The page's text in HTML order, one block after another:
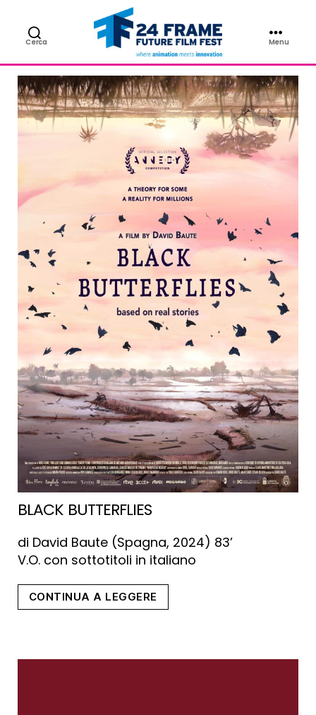
Cerca
24FRAME
Future
Film
Fest
Menu
SABATO 9
BLACK BUTTERFLIES
di David Baute (Spagna, 2024) 83’
V.O. con sottotitoli in italiano
CONTINUA A LEGGERE